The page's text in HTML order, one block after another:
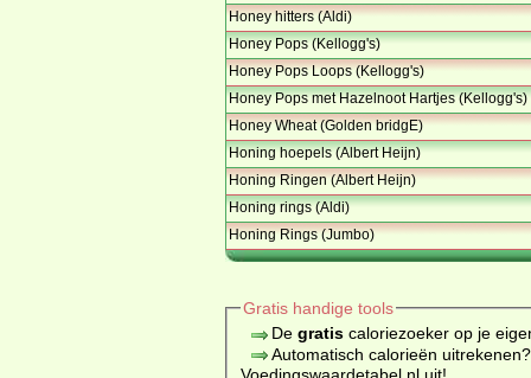
Honey hitters (Aldi)
Honey Pops (Kellogg's)
Honey Pops Loops (Kellogg's)
Honey Pops met Hazelnoot Hartjes (Kellogg's)
Honey Wheat (Golden bridgE)
Honing hoepels (Albert Heijn)
Honing Ringen (Albert Heijn)
Honing rings (Aldi)
Honing Rings (Jumbo)
Gratis handige tools
De gratiscaloriezoeker op je
Automatisch calorieën